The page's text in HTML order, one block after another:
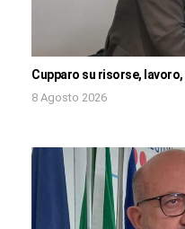
Cupparo su risorse,
8 Agosto 2026